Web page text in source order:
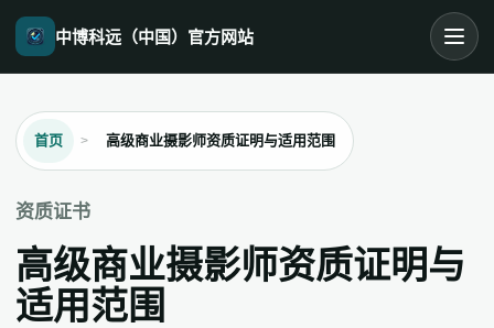
中博科远（中国）官方网站
首页 高级商业摄影师资质证明与适用范围
资质证书
高级商业摄影师资质证明与
适用范围